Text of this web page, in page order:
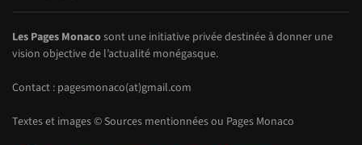
Les Pages Monacosont une initiative privée destinée à donner une
vision objective de l’actualité monégasque.
Contact : pagesmonaco(at)gmail.com
Textes et images © Sources mentionnées ou Pages Monaco